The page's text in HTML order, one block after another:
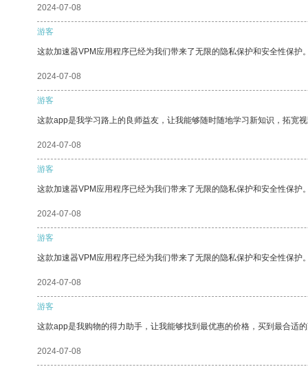
2024-07-08
游客
这款加速器VPM应用程序已经为我们带来了无限的隐私保护和安全性保护。
2024-07-08
游客
这款app是我学习路上的良师益友，让我能够随时随地学习新知识，拓宽视
2024-07-08
游客
这款加速器VPM应用程序已经为我们带来了无限的隐私保护和安全性保护。
2024-07-08
游客
这款加速器VPM应用程序已经为我们带来了无限的隐私保护和安全性保护。
2024-07-08
游客
这款app是我购物的得力助手，让我能够找到最优惠的价格，买到最合适的
2024-07-08